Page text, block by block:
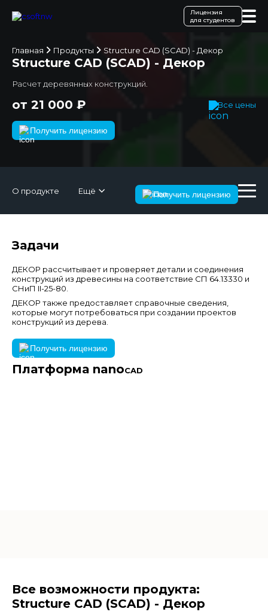
Лицензия
для студентов
Главная Продукты Structure CAD (SCAD) - Декор
Structure CAD (SCAD) - Декор
Расчет деревянных конструкций.
от 21 000 ₽ Все цены
Получить лицензию
О продукте Ещё Получить лицензию
Задачи
ДЕКОР рассчитывает и проверяет детали и соединения
конструкций из древесины на соответствие СП 64.13330 и
СНиП II-25-80.
ДЕКОР также предоставляет справочные сведения,
которые могут потребоваться при создании проектов
конструкций из дерева.
Получить лицензию
Платформа nanoCAD
Все возможности продукта:
Structure CAD (SCAD) - Декор